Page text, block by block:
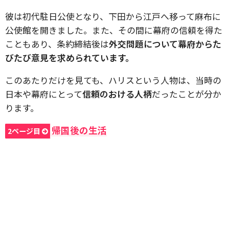
彼は初代駐日公使となり、下田から江戸へ移って麻布に
公使館を開きました。また、その間に幕府の信頼を得た
こともあり、条約締結後は外交問題について幕府からた
びたび意見を求められています。
このあたりだけを見ても、ハリスという人物は、当時の
日本や幕府にとって信頼のおける人柄だったことが分か
ります。
2ページ目 帰国後の生活